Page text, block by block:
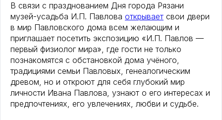
В связи с празднованием Дня города Рязани
музей-усадьба И.П. Павлова открывает свои двери
в мир Павловского дома всем желающим и
приглашает посетить экспозицию «И.П. Павлов —
первый физиолог мира», где гости не только
познакомятся с обстановкой дома учёного,
традициями семьи Павловых, генеалогическим
древом, но и откроют для себя глубокий мир
личности Ивана Павлова, узнают о его интересах и
предпочтениях, его увлечениях, любви и судьбе.